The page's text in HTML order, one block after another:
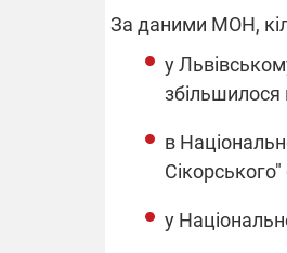
За даними МОН,
у
збільшилося
в
у